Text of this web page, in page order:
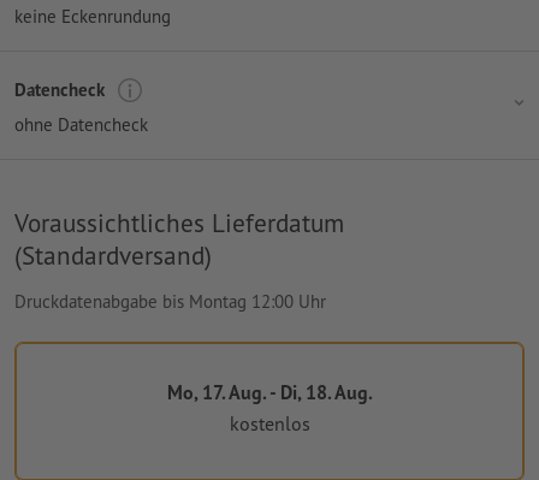
keine Eckenrundung
Datencheck
ohne Datencheck
Voraussichtliches Lieferdatum
(Standardversand)
Druckdatenabgabe bis Montag 12:00 Uhr
Mo, 17. Aug. - Di, 18. Aug.
kostenlos